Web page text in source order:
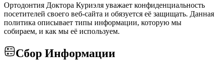
Ортодонтия Доктора Куриэля уважает конфиденциальность
посетителей своего веб-сайта и обязуется её защищать. Данная
политика описывает типы информации, которую мы
собираем, и как мы её используем.
Сбор Информации